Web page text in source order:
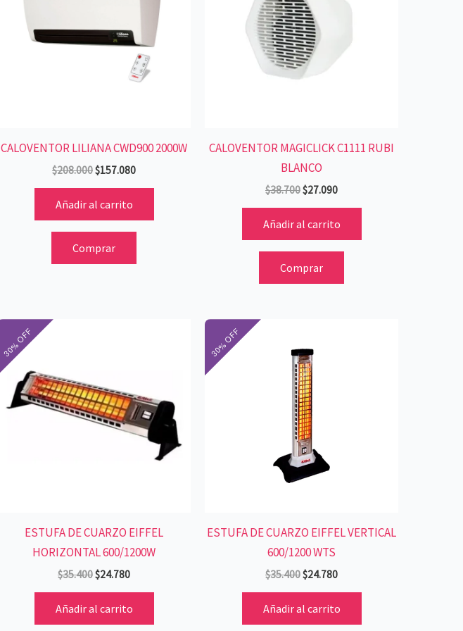
CALOVENTOR LILIANA CWD900 2000W
$208.000$157.080
Añadir al carrito
Comprar
CALOVENTOR MAGICLICK C1111 RUBI
BLANCO
$38.700$27.090
Añadir al carrito
Comprar
ESTUFA DE CUARZO EIFFEL
HORIZONTAL 600/1200W
$35.400$24.780
Añadir al carrito
ESTUFA DE CUARZO EIFFEL VERTICAL
600/1200 WTS
$35.400
original
era:
$35.400.
$24.780
Añadir al carrito